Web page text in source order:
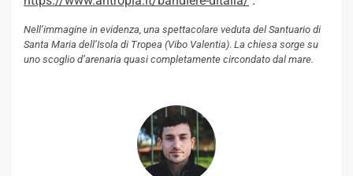
Nell’immagine in evidenza, una spettacolare veduta del Santuario di
Santa Maria dell’Isola di Tropea (Vibo Valentia). La chiesa sorge su
uno scoglio d’arenaria quasi completamente circondato dal mare.